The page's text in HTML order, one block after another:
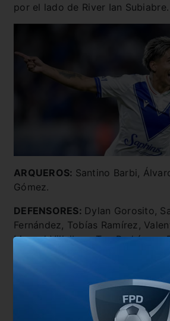
por el lado de River Ian Subiabre.
ARQUEROS: Santino Barbi,
Gómez.
DEFENSORES: Dylan Gorosito,
Fernández, Tobías Ramírez,
Manuel Villalba y Teo Rodríguez
VOLANTES Y DELANTEROS:
Tobías Andrada, Valentino Acuña,
Andino, Ian Subiabre y Maher
También te puede interesar